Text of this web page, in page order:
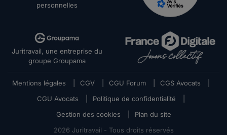
personnelles
Juritravail, une entreprise du
groupe Groupama
Mentions légales CGV CGU Forum CGS Avocats
CGU Avocats
Politique de confidentialité
Gestion des cookies
Plan du site
2026 Juritravail - Tous droits réservés